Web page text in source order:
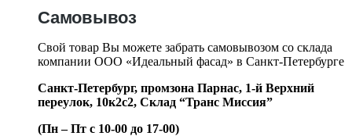
Самовывоз
Свой товар Вы можете забрать самовывозом со склада
компании ООО «Идеальный фасад» в Санкт-Петербурге
Санкт-Петербург, промзона Парнас, 1-й Верхний
переулок, 10к2с2, Склад “Транс Миссия”
(Пн – Пт с 10-00 до 17-00)